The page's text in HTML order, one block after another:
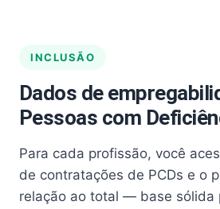
INCLUSÃO
Dados de
Pessoas com
Para cada profissão, você
de contratações de PCDs e o
relação ao total — base sólida